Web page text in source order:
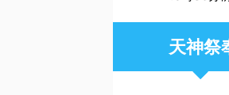
天神祭